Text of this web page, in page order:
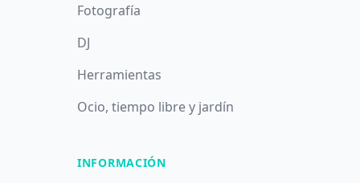
Fotografía
DJ
Herramientas
Ocio, tiempo libre y jardín
INFORMACIÓN